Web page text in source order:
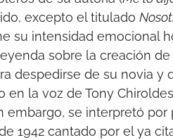
excepto el titulado
su intensidad emocional
sobre la creación
despedirse de su novia y
en la voz de Tony
embargo, se interpretó
1942 cantado por el ya